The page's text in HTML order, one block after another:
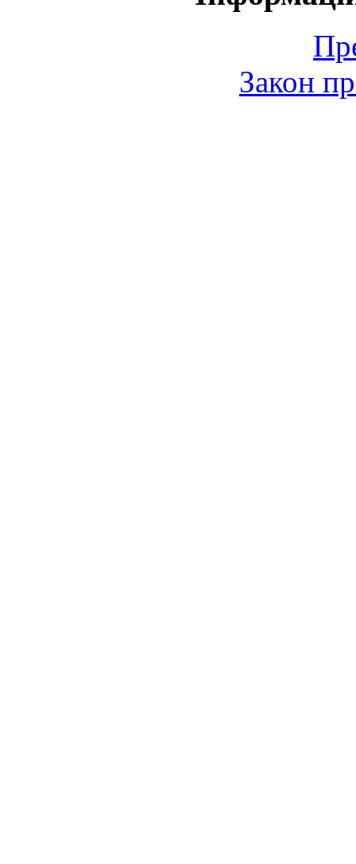
Закон